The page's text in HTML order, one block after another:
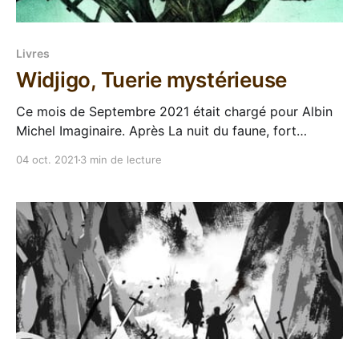
Livres
Widjigo, Tuerie mystérieuse
Ce mois de Septembre 2021 était chargé pour Albin
Michel Imaginaire. Après La nuit du faune, fort
Robert
04 oct. 2021 3 min de lecture